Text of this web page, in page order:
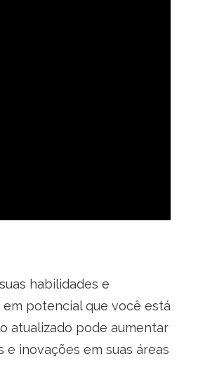
habilidades e
potencial que você está
atualizado pode aumentar
inovações em suas áreas